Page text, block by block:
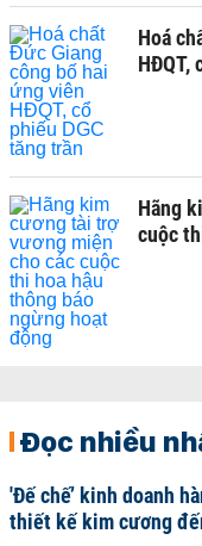
Hoá
HĐQT,
Hãng
cuộc
Đọc nhiều
'Đế chế’ kinh doanh
thiết kế kim cương